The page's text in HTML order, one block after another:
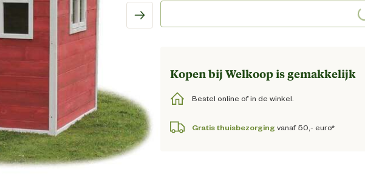
Kopen bij Welkoop is gemakkelijk
Bestel online of in de winkel.
Gratis thuisbezorging vanaf 50,- euro*